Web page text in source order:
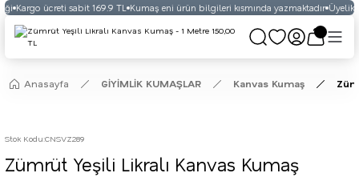
Kargo ücreti sabit 169.9 TL Kumaş eni ürün bilgileri kısmında yazmaktadır Üyelikli
Anasayfa GİYİMLİK KUMAŞLAR Kanvas Kumaş
Stok Kodu:CNSVZ289
Zümrüt Yeşili Likralı Kanvas Kumaş